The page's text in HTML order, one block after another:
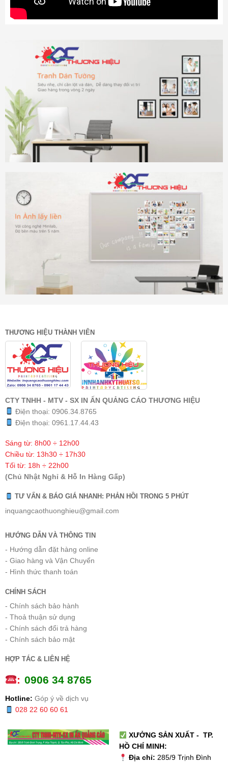
THƯƠNG HIỆU THÀNH VIÊN
CTY TNHH - MTV - SX IN ẤN QUẢNG CÁO THƯƠNG HIỆU
Điện thoại: 0906.34.8765
Điện thoại: 0961.17.44.43
Sáng từ: 8h00 ÷ 12h00
Chiều từ: 13h30 ÷ 17h30
Tối từ: 18h ÷ 22h00
(Chủ Nhật Nghỉ & Hỗ In Hàng Gấp)
TƯ VẤN & BÁO GIÁ NHANH: PHẢN HỒI TRONG 5 PHÚT
inquangcaothuonghieu@gmail.com
HƯỚNG DẪN VÀ THÔNG TIN
- Hướng dẫn đặt hàng online
- Giao hàng và Vận Chuyển
- Hình thức thanh toán
CHÍNH SÁCH
- Chính sách bảo hành
- Thoả thuận sử dụng
- Chính sách đổi trả hàng
- Chính sách bảo mật
HỢP TÁC & LIÊN HỆ
: 0906 34 8765
Hotline: Góp ý về dịch vụ
028 22 60 60 61
XƯỞNG SẢN XUẤT - TP.
HỒ CHÍ MINH:
Địa chỉ: 285/9 Trịnh Đình